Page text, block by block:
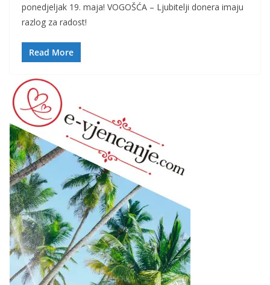
ponedjeljak 19. maja! VOGOŠĆA – Ljubitelji donera imaju
razlog za radost!
Read More